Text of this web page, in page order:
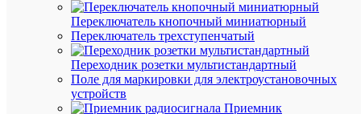
Переключатель кнопочный миниатюрный
Переключатель трехступенчатый
Переходник розетки мультистандартный
Поле для маркировки для электроустановочных
устройств
Приемник
2